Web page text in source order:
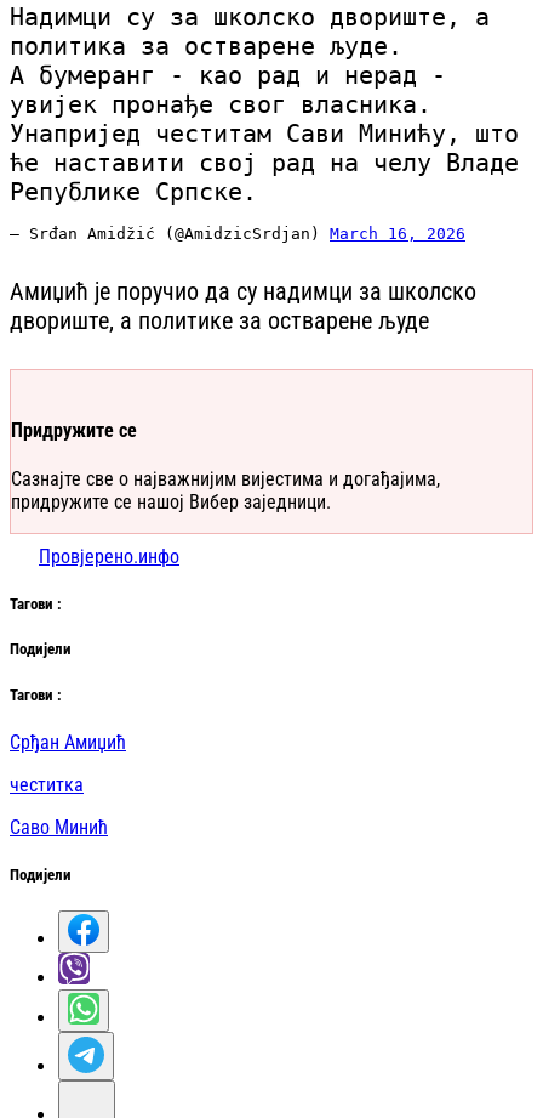
Надимци су за школско двориште, а
политика за остварене људе.
А бумеранг - као рад и нерад -
увијек пронађе свог власника.
Унапријед честитам Сави Минићу, што
ће наставити свој рад на челу Владе
Републике Српске.
— Srđan Amidžić (@AmidzicSrdjan) March 16, 2026
Амиџић је поручио да су надимци за школско
двориште, а политике за остварене људе
Придружите се
Сазнајте све о најважнијим вијестима и догађајима,
придружите се нашој Вибер заједници.
Провјерено.инфо
Тагови :
Подијели
Тагови :
Срђан Амиџић
честитка
Саво Минић
Подијели